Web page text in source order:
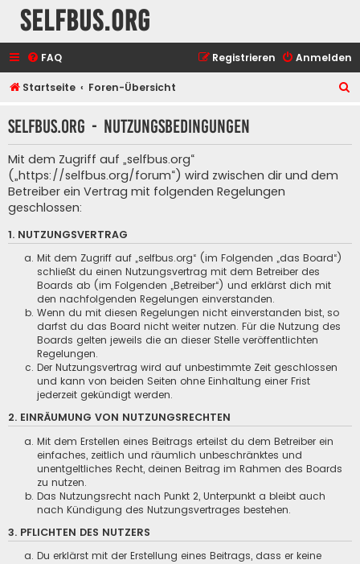
selfbus.org
FAQ Anmelden
Registrieren
Startseite Foren-Übersicht
h
selfbus.org - Nutzungsbedingungen
Mit dem Zugriff auf „selfbus.org“
(„https://selfbus.org/forum“) wird zwischen dir und dem
Betreiber ein Vertrag mit folgenden Regelungen
geschlossen:
1. NUTZUNGSVERTRAG
Mit dem Zugriff auf „selfbus.org“ (im Folgenden „das Board“)
schließt du einen Nutzungsvertrag mit dem Betreiber des
Boards ab (im Folgenden „Betreiber“) und erklärst dich mit
den nachfolgenden Regelungen einverstanden.
Wenn du mit diesen Regelungen nicht einverstanden bist, so
darfst du das Board nicht weiter nutzen. Für die Nutzung des
Boards gelten jeweils die an dieser Stelle veröffentlichten
Regelungen.
Der Nutzungsvertrag wird auf unbestimmte Zeit geschlossen
und kann von beiden Seiten ohne Einhaltung einer Frist
jederzeit gekündigt werden.
2. EINRÄUMUNG VON NUTZUNGSRECHTEN
Mit dem Erstellen eines Beitrags erteilst du dem Betreiber ein
einfaches, zeitlich und räumlich unbeschränktes und
unentgeltliches Recht, deinen Beitrag im Rahmen des Boards
zu nutzen.
Das Nutzungsrecht nach Punkt 2, Unterpunkt a bleibt auch
nach Kündigung des Nutzungsvertrages bestehen.
3. PFLICHTEN DES NUTZERS
Du erklärst mit der Erstellung eines Beitrags, dass er keine